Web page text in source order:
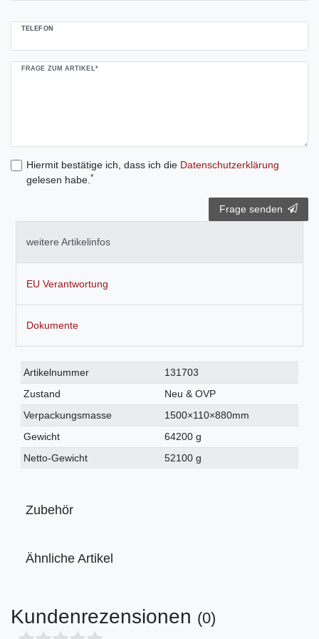
TELEFON
FRAGE ZUM ARTIKEL*
Hiermit bestätige ich, dass ich die Daten­schutz­erklärung
gelesen habe. *
Frage senden
weitere Artikelinfos
EU Verantwortung
Dokumente
Technisches
Merkmal
Wert
Artikelnummer
131703
Zustand
Neu & OVP
Verpackungsmasse
1500×110×880mm
Gewicht
64200 g
Netto-Gewicht
52100 g
Zubehör
Ähnliche Artikel
Kundenrezensionen (0)